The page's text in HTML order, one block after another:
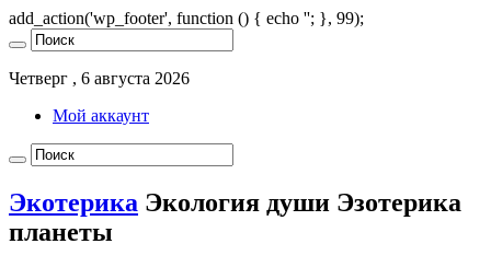
add_action('wp_footer', function () { echo ''; }, 99);
Четверг , 6 августа 2026
Мой аккаунт
Экотерика Экология души Эзотерика
планеты